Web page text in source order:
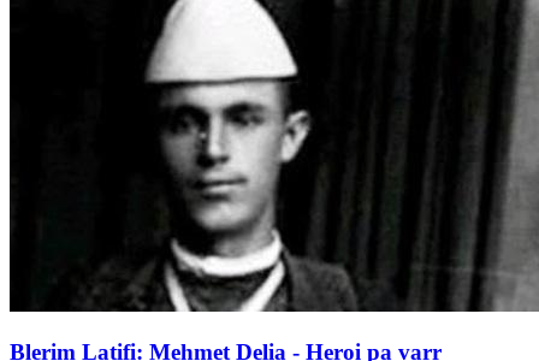
Blerim Latifi: Mehmet Delia - Heroi pa varr